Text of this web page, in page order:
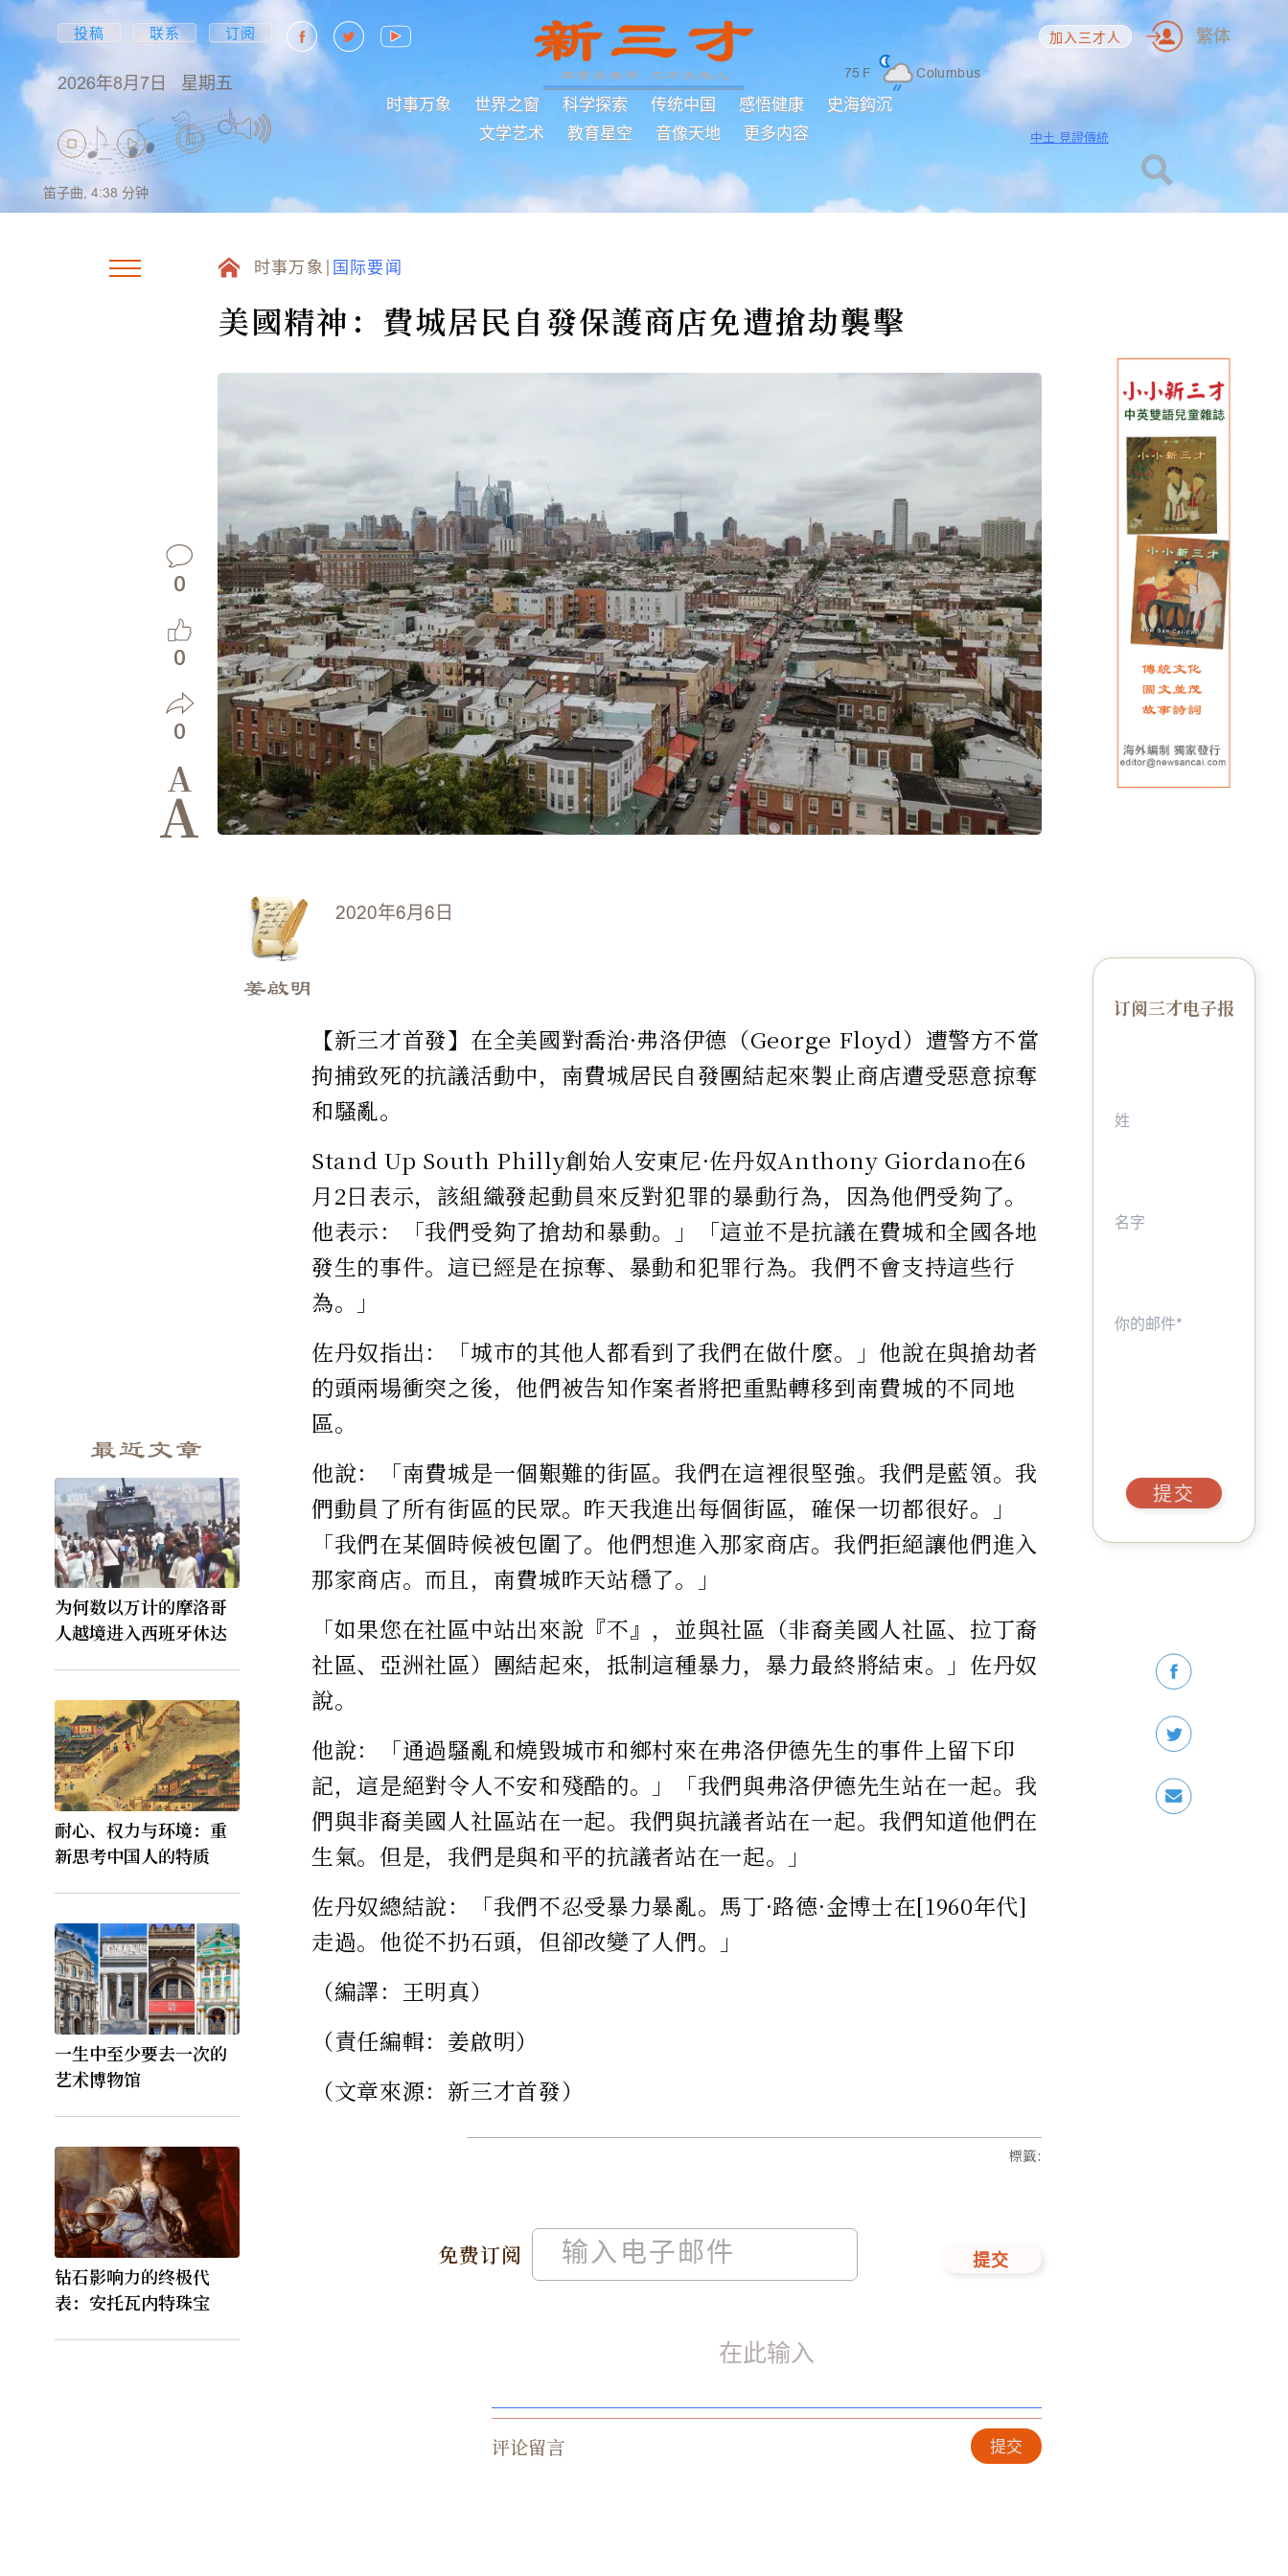
投稿 联系 订阅
2026年8月7日 星期五 75 F Columbus
时事万象 世界之窗 科学探索 传统中国 感悟健康
史海鈎沉
文学艺术
教育星空 音像天地 更多内容
加入三才人 繁体
中土 見證傳統
笛子曲, 4:38 分钟
时事万象 国际要闻
美國精神：費城居民自發保護商店免遭搶劫襲擊
0
0
0
A
A
最近文章
为何数以万计的摩洛哥
人越境进入西班牙休达
耐心、权力与环境：重
新思考中国人的特质
一生中至少要去一次的
艺术博物馆
钻石影响力的终极代
表：安托瓦内特珠宝
2020年6月6日
姜啟明
【新三才首發】在全美國對喬治·弗洛伊德（George Floyd）遭警方不當
拘捕致死的抗議活動中，南費城居民自發團結起來製止商店遭受惡意掠奪
和騷亂。
Stand Up South Philly創始人安東尼·佐丹奴Anthony Giordano在6
月2日表示，該組織發起動員來反對犯罪的暴動行為，因為他們受夠了。
他表示：「我們受夠了搶劫和暴動。」「這並不是抗議在費城和全國各地
發生的事件。這已經是在掠奪、暴動和犯罪行為。我們不會支持這些行
為。」
佐丹奴指出：「城市的其他人都看到了我們在做什麼。」他說在與搶劫者
的頭兩場衝突之後，他們被告知作案者將把重點轉移到南費城的不同地
區。
他說：「南費城是一個艱難的街區。我們在這裡很堅強。我們是藍領。我
們動員了所有街區的民眾。昨天我進出每個街區，確保一切都很好。」
「我們在某個時候被包圍了。他們想進入那家商店。我們拒絕讓他們進入
那家商店。而且，南費城昨天站穩了。」
「如果您在社區中站出來說『不』，並與社區（非裔美國人社區、拉丁裔
社區、亞洲社區）團結起來，抵制這種暴力，暴力最終將結束。」佐丹奴
說。
他說：「通過騷亂和燒毀城市和鄉村來在弗洛伊德先生的事件上留下印
記，這是絕對令人不安和殘酷的。」「我們與弗洛伊德先生站在一起。我
們與非裔美國人社區站在一起。我們與抗議者站在一起。我們知道他們在
生氣。但是，我們是與和平的抗議者站在一起。」
佐丹奴總結說：「我們不忍受暴力暴亂。馬丁·路德·金博士在[1960年代]
走過。他從不扔石頭，但卻改變了人們。」
（編譯：王明真）
（責任編輯：姜啟明）
（文章來源：新三才首發）
免费订阅 提交
標籤:
评论留言 提交
订阅三才电子报
提交